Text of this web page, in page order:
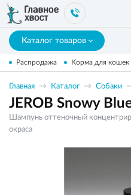
Каталог товаров
Распродажа Корма для
Главная Каталог Собаки
JEROB Snowy
Шампунь оттеночный
окраса